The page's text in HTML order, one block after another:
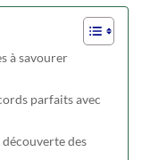
à savourer
parfaits avec
des